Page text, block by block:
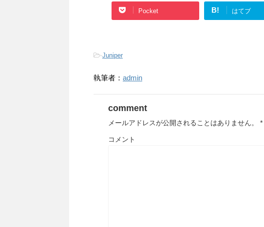
Pocket B! はてブ
-Juniper
執筆者： admin
comment
メールアドレスが公開されることはありません。 *
コメント